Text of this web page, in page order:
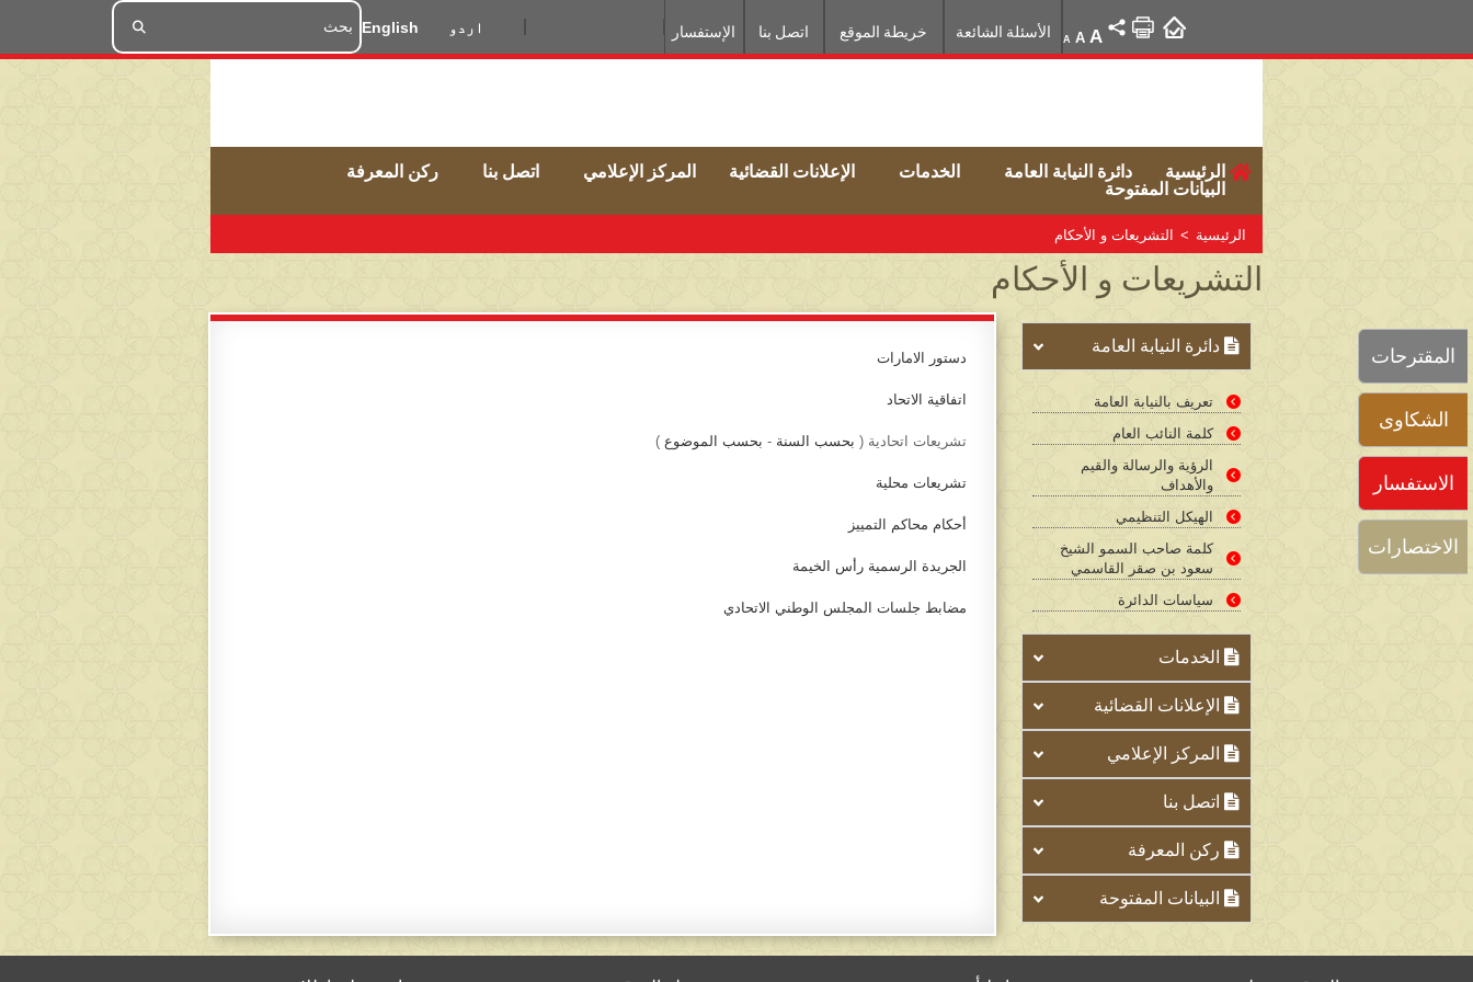
المقترحات
الشكاوى
الاستفسار
الاختصارات
اردو English الإستفسار اتصل بنا خريطة الموقع الأسئلة الشائعة A A A
الرئيسية دائرة النيابة العامة الخدمات الإعلانات القضائية المركز الإعلامي اتصل بنا
ركن المعرفة
البيانات المفتوحة
الرئيسية > التشريعات و الأحكام
التشريعات و الأحكام
دائرة النيابة العامة
تعريف بالنيابة العامة
كلمة النائب العام
الرؤية والرسالة والقيم
والأهداف
الهيكل التنظيمي
كلمة صاحب السمو الشيخ
سعود بن صقر القاسمي
سياسات الدائرة​​​​
الخدمات
الإعلانات القضائية
المركز الإعلامي
اتصل بنا
ركن المعرفة
البيانات المفتوحة
دستور الامارات
اتفاقية الاتحاد
تشريعات​ اتحادية​ ​( ​​​​​​​ بحسب السنة​ ​- بحسب الموضوع ​​ )
تشريعات محلية​​​​ ​
​​أحكام محاكم التمييز
الجريدة​ ​الرسمية​ رأس الخيمة​
مضابط جلسات المجلس الوطني الاتحادي